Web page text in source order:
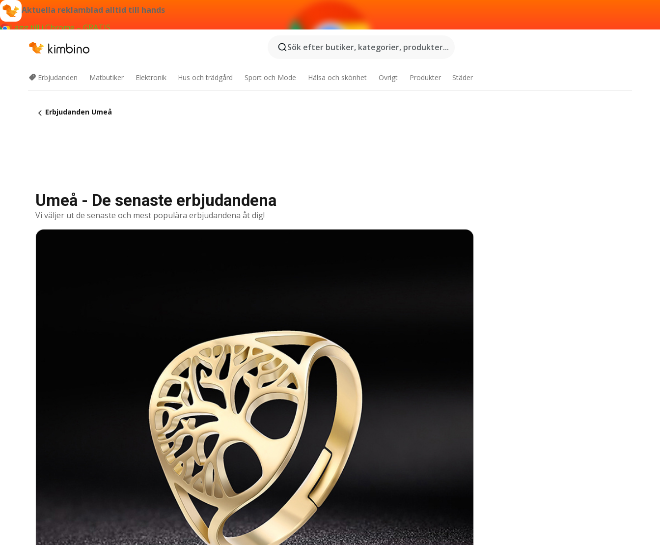
Aktuella reklamblad alltid till hands
Lägg till i Chrome – GRATIS
Sök efter butiker, kategorier, produkter...
Erbjudanden Matbutiker Elektronik Hus och trädgård Sport och Mode Hälsa och skönhet Övrigt Produkter Städer
Erbjudanden Umeå
Umeå - De senaste erbjudandena
Vi väljer ut de senaste och mest populära erbjudandena åt dig!